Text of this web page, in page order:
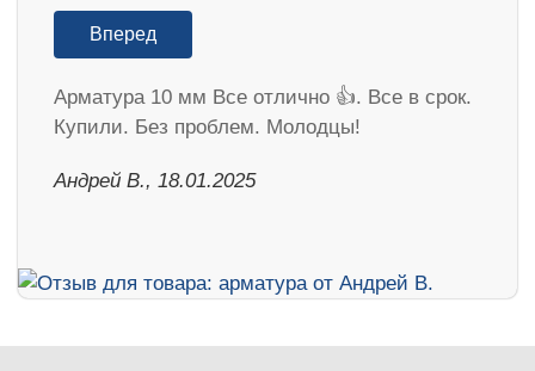
Вперед
Арматура 10 мм Все отлично 👍. Все в срок.
Купили. Без проблем. Молодцы!
Андрей В., 18.01.2025